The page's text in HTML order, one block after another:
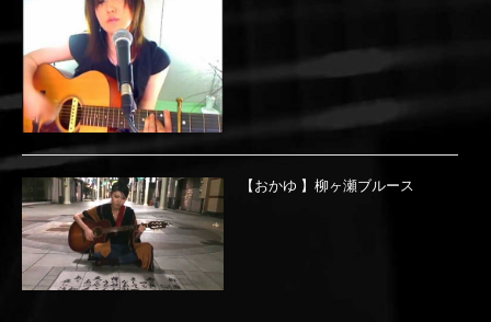
【おかゆ 】柳ヶ瀬ブルース